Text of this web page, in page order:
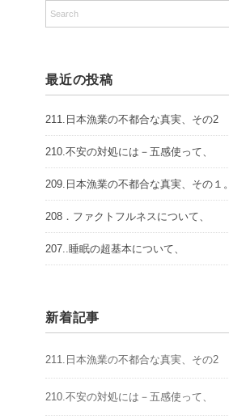
最近の投稿
211.日本漁業の不都合な真実、その2
210.不安の対処には－五感使って、
209.日本漁業の不都合な真実、その１。
208．ファクトフルネスについて、
207..睡眠の超基本について、
新着記事
211.日本漁業の不都合な真実、その2
210.不安の対処には－五感使って、